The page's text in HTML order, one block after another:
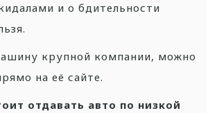
и о бдительности
крупной компании, можно
на её сайте.
отдавать авто по низкой